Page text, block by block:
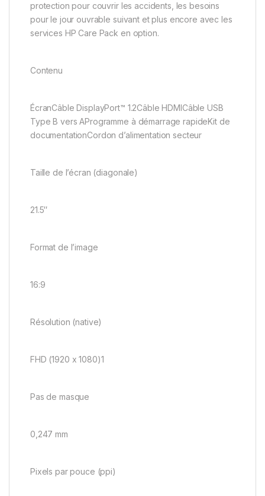
protection pour couvrir les accidents, les besoins
pour le jour ouvrable suivant et plus encore avec les
services HP Care Pack en option.
Contenu
ÉcranCâble DisplayPort™ 1.2Câble HDMICâble USB
Type B vers AProgramme à démarrage rapideKit de
documentationCordon d’alimentation secteur
Taille de l’écran (diagonale)
21.5″
Format de l’image
16:9
Résolution (native)
FHD (1920 x 1080)1
Pas de masque
0,247 mm
Pixels par pouce (ppi)